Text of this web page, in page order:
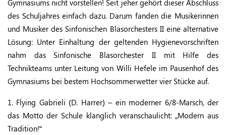
Gymnasiums nicht vorstellen! Seit jeher gehört dieser Abschluss
des Schuljahres einfach dazu. Darum fanden die Musikerinnen
und Musiker des Sinfonischen Blasorchesters II eine alternative
Lösung: Unter Einhaltung der geltenden Hygienevorschriften
nahm das Sinfonische Blasorchester II mit Hilfe des
Technikteams unter Leitung von Willi Hefele im Pausenhof des
Gymnasiums bei bestem Hochsommerwetter vier Stücke auf.
1. Flying Gabrieli (D. Harrer) – ein moderner 6/8-Marsch, der
das Motto der Schule klanglich veranschaulicht: „Modern aus
Tradition!“